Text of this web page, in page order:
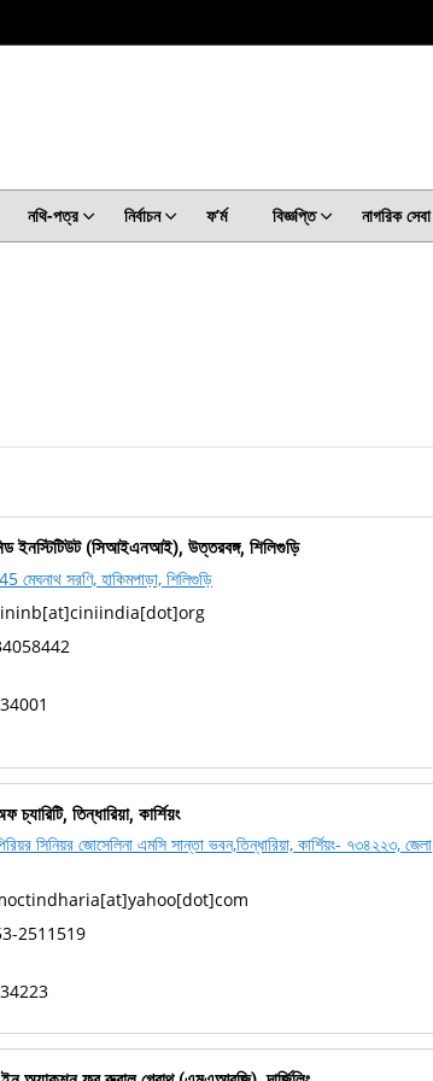
নথি-পত্র নির্বাচন ফ’ৰ্ম বিজ্ঞপ্তি নাগরিক সেবা
ইনস্টিটিউট (সিআইএনআই), উত্তরবঙ্গ, শিলিগুড়ি
মেঘনাথ সরণি, হাকিমপাড়া, শিলিগুড়ি
চ্যারিটি, তিন্ধারিয়া, কার্শিয়ং
সিনিয়র জোসেলিনা এমসি সান্তা ভবন,তিন্ধারিয়া, কার্শিয়ং- ৭৩৪২২৩, জেলা
2511519